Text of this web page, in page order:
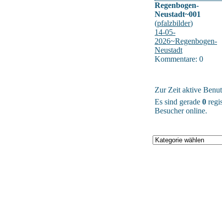
Regenbogen-
Neustadt~001
(pfalzbilder)
14-05-
2026~Regenbogen-
Neustadt
Kommentare: 0
Zur Zeit aktive
Es sind gerade 0
Besucher online.